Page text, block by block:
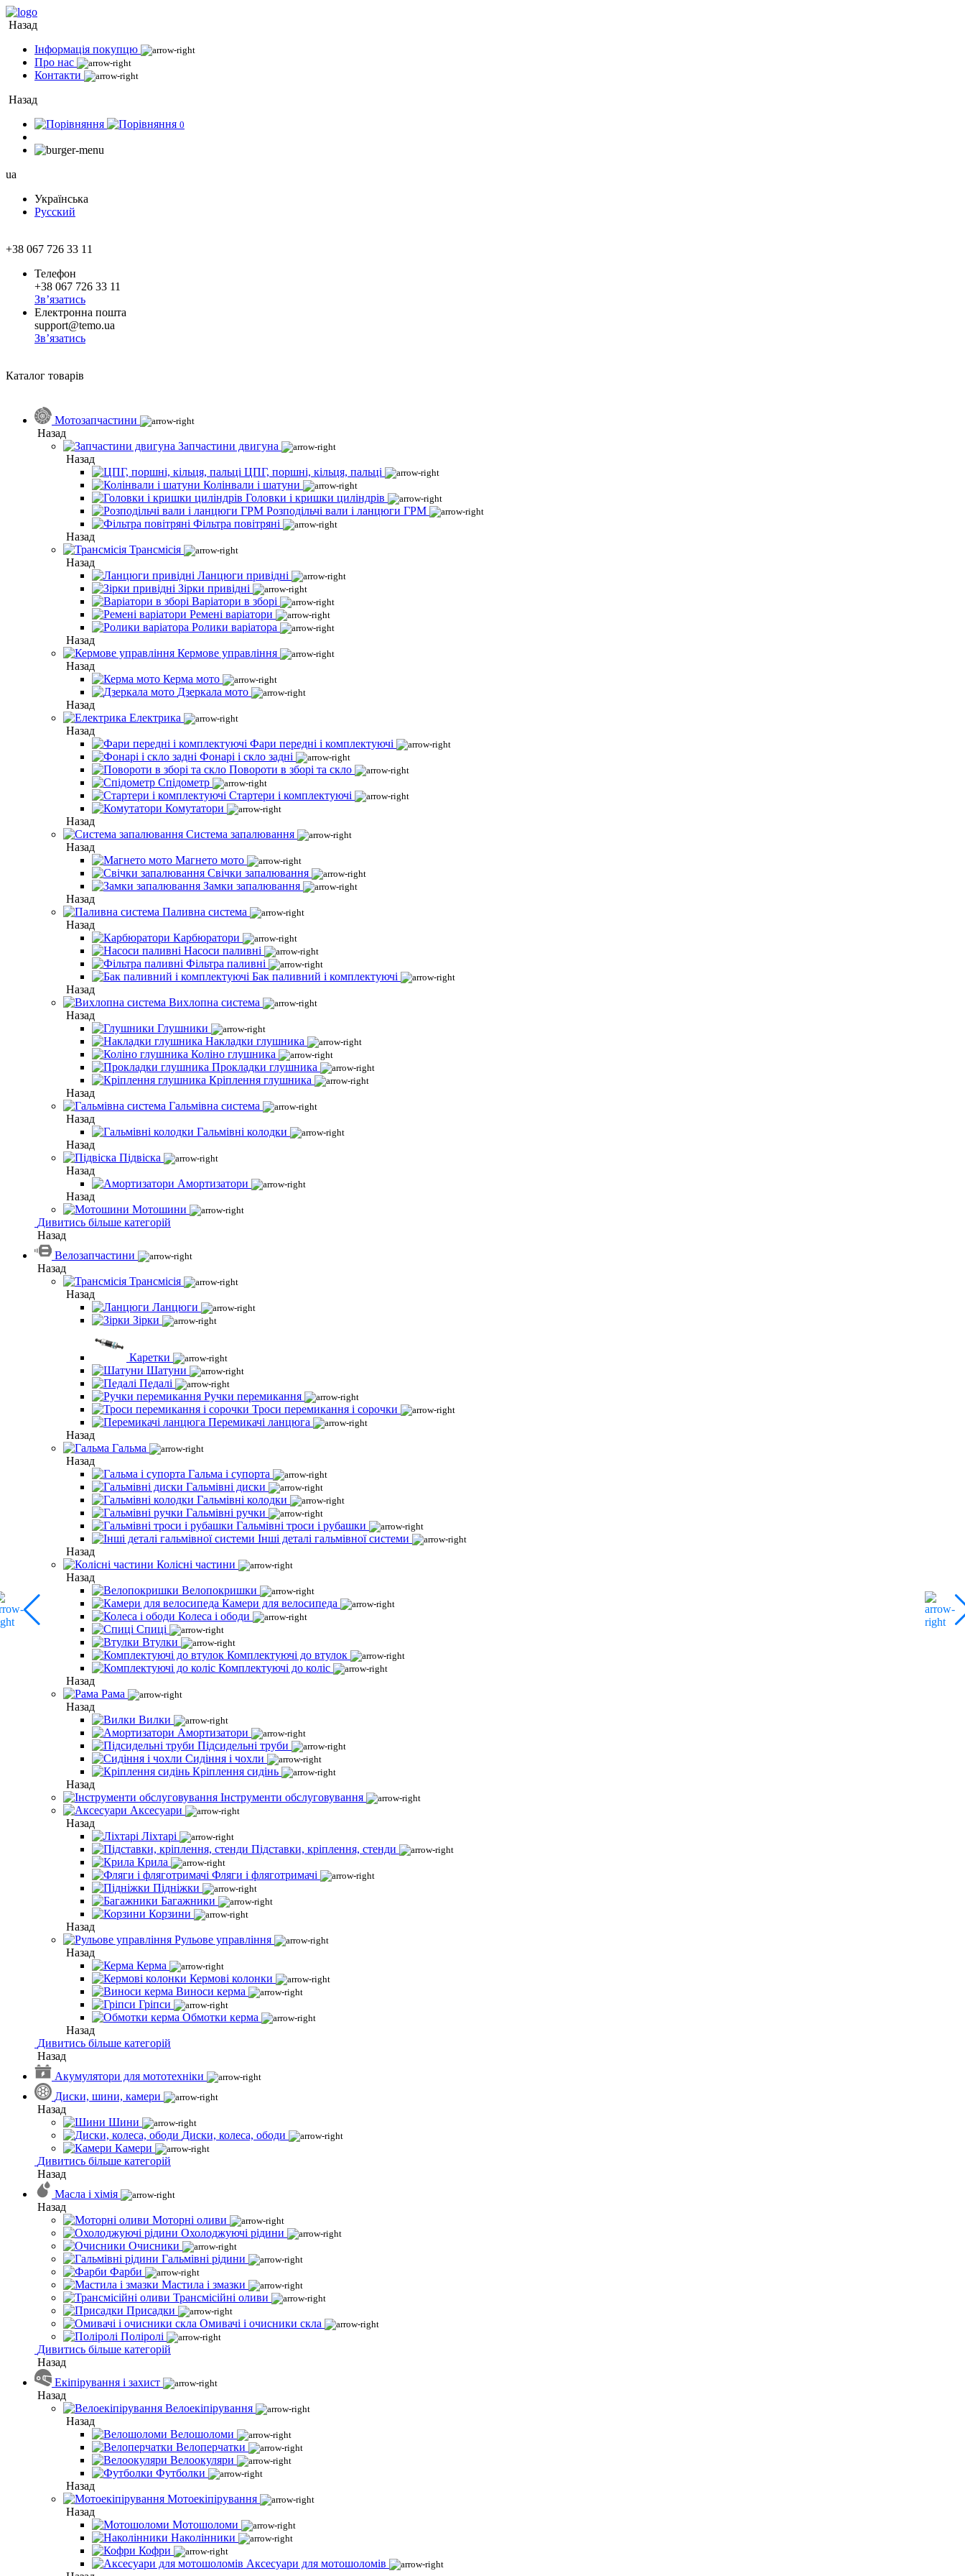
Назад
Інформація покупцю
Про нас
Контакти
Назад
0
ua
Українська
Русский
+38 067 726 33 11
Телефон
+38 067 726 33 11
Зв’язатись
Електронна пошта
support@temo.ua
Зв’язатись
Каталог товарів
Мотозапчастини
Назад
Запчастини двигуна
Назад
ЦПГ, поршні, кільця, пальці
Колінвали і шатуни
Головки і кришки циліндрів
Розподільчі вали і ланцюги ГРМ
Фільтра повітряні
Назад
Трансмісія
Назад
Ланцюги привідні
Зірки привідні
Варіатори в зборі
Ремені варіатори
Ролики варіатора
Назад
Кермове управління
Назад
Керма мото
Дзеркала мото
Назад
Електрика
Назад
Фари передні і комплектуючі
Фонарі і скло задні
Повороти в зборі та скло
Спідометр
Стартери і комплектуючі
Комутатори
Назад
Система запалювання
Назад
Магнето мото
Свічки запалювання
Замки запалювання
Назад
Паливна система
Назад
Карбюратори
Насоси паливні
Фільтра паливні
Бак паливний і комплектуючі
Назад
Вихлопна система
Назад
Глушники
Накладки глушника
Коліно глушника
Прокладки глушника
Кріплення глушника
Назад
Гальмівна система
Назад
Гальмівні колодки
Назад
Підвіска
Назад
Амортизатори
Назад
Мотошини
Дивитись більше категорій
Назад
Велозапчастини
Назад
Трансмісія
Назад
Ланцюги
Зірки
Каретки
Шатуни
Педалі
Ручки перемикання
Троси перемикання і сорочки
Перемикачі ланцюга
Назад
Гальма
Назад
Гальма і супорта
Гальмівні диски
Гальмівні колодки
Гальмівні ручки
Гальмівні троси і рубашки
Інші деталі гальмівної системи
Назад
Колісні частини
Назад
Велопокришки
Камери для велосипеда
Колеса і ободи
Спиці
Втулки
Комплектуючі до втулок
Комплектуючі до коліс
Назад
Рама
Назад
Вилки
Амортизатори
Підсидельні труби
Сидіння і чохли
Кріплення сидінь
Назад
Інструменти обслуговування
Аксесуари
Назад
Ліхтарі
Підставки, кріплення, стенди
Крила
Фляги і фляготримачі
Підніжки
Багажники
Корзини
Назад
Рульове управління
Назад
Керма
Кермові колонки
Виноси керма
Гріпси
Обмотки керма
Назад
Дивитись більше категорій
Назад
Акумулятори для мототехніки
Диски, шини, камери
Назад
Шини
Диски, колеса, ободи
Камери
Дивитись більше категорій
Назад
Масла і хімія
Назад
Моторні оливи
Охолоджуючі рідини
Очисники
Гальмівні рідини
Фарби
Мастила і змазки
Трансмісійні оливи
Присадки
Омивачі і очисники скла
Поліролі
Дивитись більше категорій
Назад
Екіпірування і захист
Назад
Велоекіпірування
Назад
Велошоломи
Велоперчатки
Велоокуляри
Футболки
Назад
Мотоекіпірування
Назад
Мотошоломи
Наколінники
Кофри
Аксесуари для мотошоломів